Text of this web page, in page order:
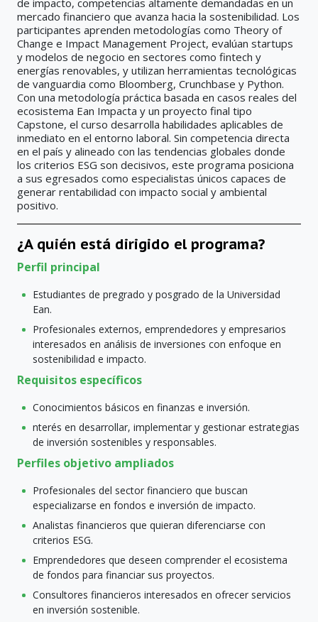
de impacto, competencias altamente demandadas en un
mercado financiero que avanza hacia la sostenibilidad. Los
participantes aprenden metodologías como Theory of
Change e Impact Management Project, evalúan startups
y modelos de negocio en sectores como fintech y
energías renovables, y utilizan herramientas tecnológicas
de vanguardia como Bloomberg, Crunchbase y Python.
Con una metodología práctica basada en casos reales del
ecosistema Ean Impacta y un proyecto final tipo
Capstone, el curso desarrolla habilidades aplicables de
inmediato en el entorno laboral. Sin competencia directa
en el país y alineado con las tendencias globales donde
los criterios ESG son decisivos, este programa posiciona
a sus egresados como especialistas únicos capaces de
generar rentabilidad con impacto social y ambiental
positivo.
¿A quién está dirigido el programa?
Perfil principal
Estudiantes de pregrado y posgrado de la Universidad
Ean.
Profesionales externos, emprendedores y empresarios
interesados en análisis de inversiones con enfoque en
sostenibilidad e impacto.
Requisitos específicos
Conocimientos básicos en finanzas e inversión.
nterés en desarrollar, implementar y gestionar estrategias
de inversión sostenibles y responsables.
Perfiles objetivo ampliados
Profesionales del sector financiero que buscan
especializarse en fondos e inversión de impacto.
Analistas financieros que quieran diferenciarse con
criterios ESG.
Emprendedores que deseen comprender el ecosistema
de fondos para financiar sus proyectos.
Consultores financieros interesados en ofrecer servicios
en inversión sostenible.